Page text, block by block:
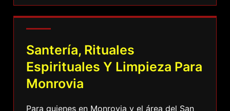
Santería, Rituales
Espirituales Y Limpieza Para
Monrovia
Para quienes en Monrovia y el área del San